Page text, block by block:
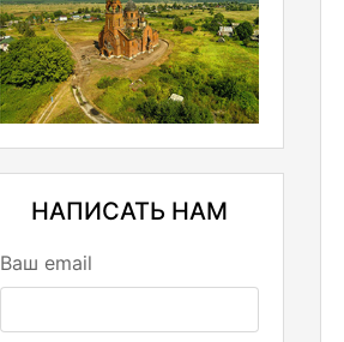
НАПИСАТЬ НАМ
Ваш email